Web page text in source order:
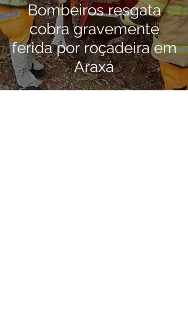
Bombeiros resgata
cobra gravemente
ferida por roçadeira em
Araxá